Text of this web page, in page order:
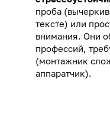
проба
тексте) или
внимания. Они
профессий,
(монтажник
аппаратчик).